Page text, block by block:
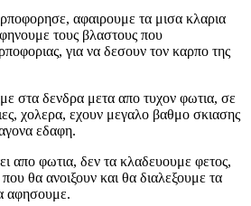
αφαιρουμε τα μισα κλαρια
τους βλαστους που
για να δεσουν τον καρπο της
στα δενδρα μετα απο τυχον φωτια, σε
χολερα, εχουν μεγαλο βαθμο σκιασης
εδαφη.
απο φωτια, δεν τα κλαδευουμε φετος,
θα ανοιξουν και θα διαλεξουμε τα
αφησουμε.